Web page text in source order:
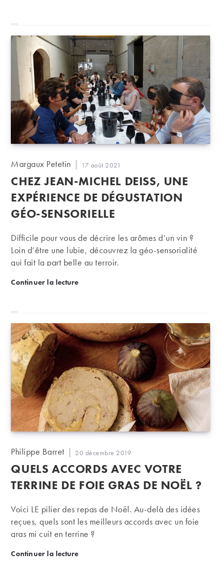
Auteur/autrice
la
publication :
Margaux Petetin
Publication
publiée :
17 août 2021
CHEZ JEAN-MICHEL DEISS, UNE
EXPÉRIENCE DE DÉGUSTATION
GÉO-SENSORIELLE
Difficile pour vous de décrire les arômes d’un vin ?
Loin d’être une lubie, découvrez la géo-sensorialité
qui fait la part belle au terroir.
Continuer la lectureChez Jean-Michel Deiss, une expérience de
Auteur/autrice
la
publication :
Philippe Barret
Publication
publiée :
20 décembre 2019
QUELS ACCORDS AVEC VOTRE
TERRINE DE FOIE GRAS DE NOËL ?
Voici LE pilier des repas de Noël. Au-delà des idées
reçues, quels sont les meilleurs accords avec un foie
gras mi cuit en terrine ?
Continuer la lectureQuels accords avec votre terrine de foie gras de